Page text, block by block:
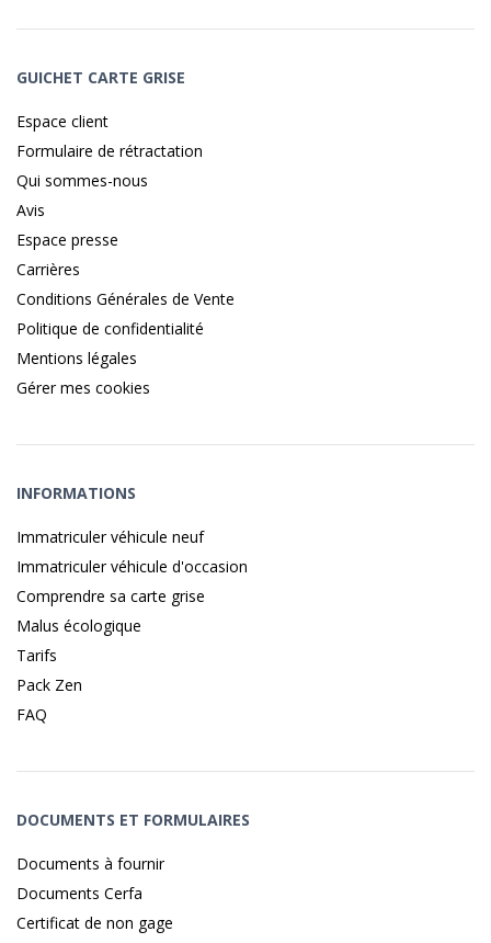
GUICHET CARTE GRISE
Espace client
Formulaire de rétractation
Qui sommes-nous
Avis
Espace presse
Carrières
Conditions Générales de Vente
Politique de confidentialité
Mentions légales
Gérer mes cookies
INFORMATIONS
Immatriculer véhicule neuf
Immatriculer véhicule d'occasion
Comprendre sa carte grise
Malus écologique
Tarifs
Pack Zen
FAQ
DOCUMENTS ET FORMULAIRES
Documents à fournir
Documents Cerfa
Certificat de non gage